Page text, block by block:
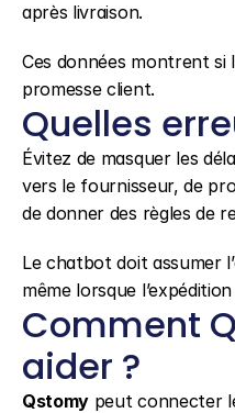
après livraison.
Ces données montrent
promesse client.
Quelles
Évitez de masquer les
vers le fournisseur, de
de donner des règles de
Le chatbot doit assumer
même lorsque
Comment
aider ?
Qstomy peut connecter